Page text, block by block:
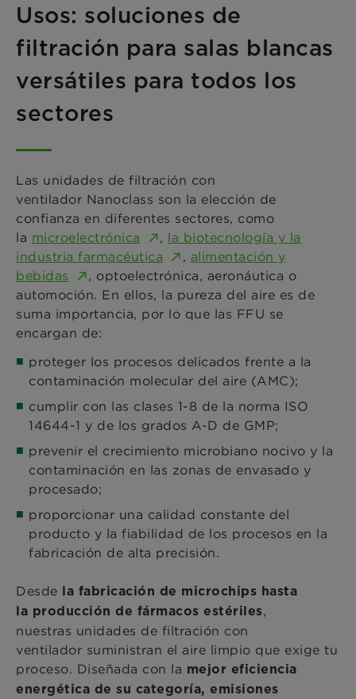
Usos: soluciones de
filtración para salas blancas
versátiles para todos los
sectores
Las unidades de filtración con
ventilador Nanoclass son la elección de
confianza en diferentes sectores, como
la microelectrónica , la biotecnología y la
industria farmacéutica
, alimentación y
bebidas
, optoelectrónica, aeronáutica o
automoción. En ellos, la pureza del aire es de
suma importancia, por lo que las FFU se
encargan de:
proteger los procesos delicados frente a la
contaminación molecular del aire (AMC);
cumplir con las clases 1-8 de la norma ISO
14644-1 y de los grados A-D de GMP;
prevenir el crecimiento microbiano nocivo y la
contaminación en las zonas de envasado y
procesado;
proporcionar una calidad constante del
producto y la fiabilidad de los procesos en la
fabricación de alta precisión.
Desde la fabricación de microchips hasta
la producción de fármacos estériles,
nuestras unidades de filtración con
ventilador suministran el aire limpio que exige tu
proceso. Diseñada con la mejor eficiencia
energética de su categoría, emisiones